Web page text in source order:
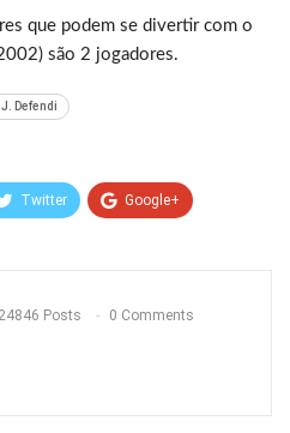
que podem se divertir com o
são 2 jogadores.
J. Defendi
Twitter Google+
24846 Posts 0 Comments